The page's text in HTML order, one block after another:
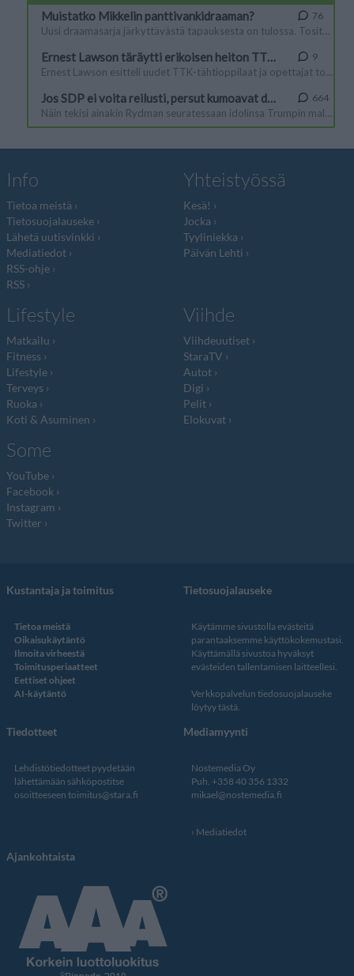
Info
Tietoa meistä
Tietosuojalauseke
Lähetä uutisvinkki
Mediatiedot
RSS-ohje
RSS
Yhteistyössä
Kesä!
Jocka
Tyyliniekka
Päivän Lehti
Lifestyle
Matkailu
Fitness
Lifestyle
Terveys
Ruoka
Koti & Asuminen
Viihde
Viihdeuutiset
StaraTV
Autot
Digi
Pelit
Elokuvat
Some
YouTube
Facebook
Instagram
Twitter
Kustantaja ja toimitus
Tietoa meistä
Oikaisukäytäntö
Ilmoita virheestä
Toimitusperiaatteet
Eettiset ohjeet
AI-käytäntö
Tietosuojalauseke
Käytämme sivustolla evästeitä
parantaaksemme käyttökokemustasi.
Käyttämällä sivustoa hyväksyt
evästeiden tallentamisen laitteellesi.
Verkkopalvelun tiedosuojalauseke
löytyy tästä.
Tiedotteet
Lehdistötiedotteet pyydetään
lähettämään sähköpostitse
osoitteeseen toimitus@stara.fi
Mediamyynti
Nostemedia Oy
Puh. +358 40 356 1332
mikael@nostemedia.fi
Mediatiedot
Ajankohtaista